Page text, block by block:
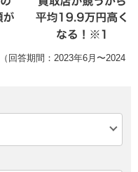
回答期間：2023年6月〜2024